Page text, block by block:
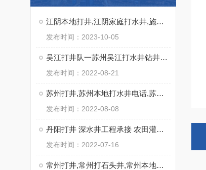
江阴本地打井,江阴家庭打水井,施工快
发布时间：2023-10-05
吴江打井队一苏州吴江打水井钻井出水量大实力强
发布时间：2022-08-21
苏州打井,苏州本地打水井电话,苏州专业钻井公司
发布时间：2022-08-08
丹阳打井 深水井工程承接 农田灌溉用井饮用水井
发布时间：2022-07-16
常州打井,常州打石头井,常州本地钻井公司